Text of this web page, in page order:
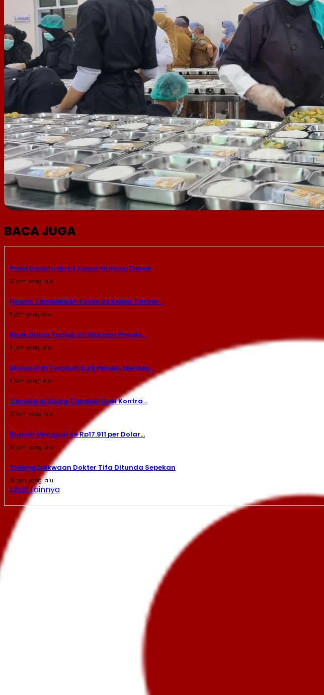
BACA JUGA
Polisi Dalami Motif Kasus Mutilasi Depok
10 jam yang lalu
Houthi Tembakkan Rudal ke Kapal Tanker...
11 jam yang lalu
Bank Dunia Tunjuk Sri Mulyani Pimpin...
11 jam yang lalu
Ekonomi RI Tumbuh 5,29 Persen, Menkeu...
11 jam yang lalu
Garuda di Ujung Tanduk! Duel Kontra...
12 jam yang lalu
Rupiah Menguat ke Rp17.911 per Dolar...
16 jam yang lalu
Sidang Dakwaan Dokter Tifa Ditunda Sepekan
16 jam yang lalu
Lihat Lainnya